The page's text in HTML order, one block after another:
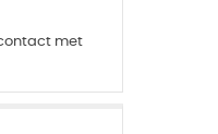
met